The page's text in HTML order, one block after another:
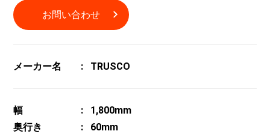
お問い合わせ
メーカー名 TRUSCO
幅
1,800mm
奥行き
60mm